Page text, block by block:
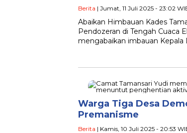
Berita | Jumat, 11 Juli 2025 - 23:02
Abaikan Himbauan Kades
Pendozeran di Tengah Cuaca
mengabaikan imbauan Kepala
Warga Tiga Desa
Premanisme
Berita | Kamis, 10 Juli 2025 - 20:53